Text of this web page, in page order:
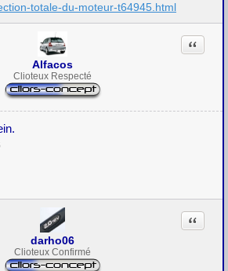
totale-du-moteur-t64945.html
Alfacos
Clioteux Respecté
Citation
darho06
Clioteux Confirmé
Citation